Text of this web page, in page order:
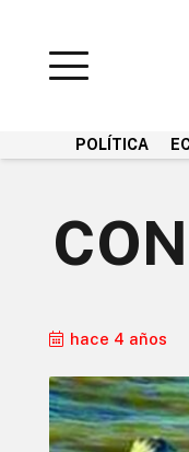
POLÍTICA
hace 4 años